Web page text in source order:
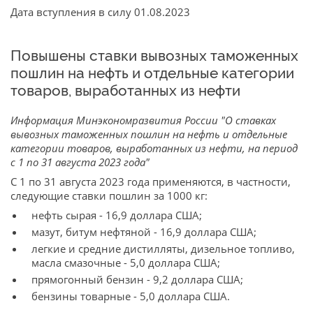
Дата вступления в силу 01.08.2023
Повышены ставки вывозных таможенных
пошлин на нефть и отдельные категории
товаров, выработанных из нефти
Информация Минэкономразвития России "О ставках
вывозных таможенных пошлин на нефть и отдельные
категории товаров, выработанных из нефти, на период
с 1 по 31 августа 2023 года"
С 1 по 31 августа 2023 года применяются, в частности,
следующие ставки пошлин за 1000 кг:
нефть сырая - 16,9 доллара США;
мазут, битум нефтяной - 16,9 доллара США;
легкие и средние дистилляты, дизельное топливо,
масла смазочные - 5,0 доллара США;
прямогонный бензин - 9,2 доллара США;
бензины товарные - 5,0 доллара США.